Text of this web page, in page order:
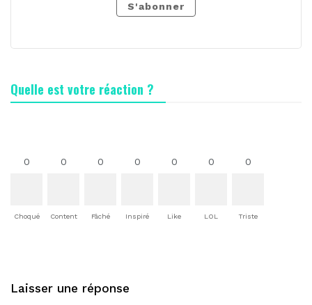
S'abonner
Quelle est votre réaction ?
0
Choqué
0
Content
0
Fâché
0
Inspiré
0
Like
0
LOL
0
Triste
Laisser une réponse